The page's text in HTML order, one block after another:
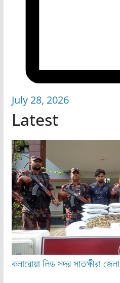
July 28, 2026
Latest
কলারোয়ালিডসদরসাতক্ষীরা জেলা